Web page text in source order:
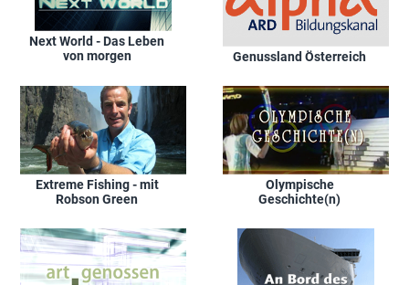
Next World - Das Leben
von morgen
Genussland Österreich
Extreme Fishing - mit
Robson Green
Olympische
Geschichte(n)